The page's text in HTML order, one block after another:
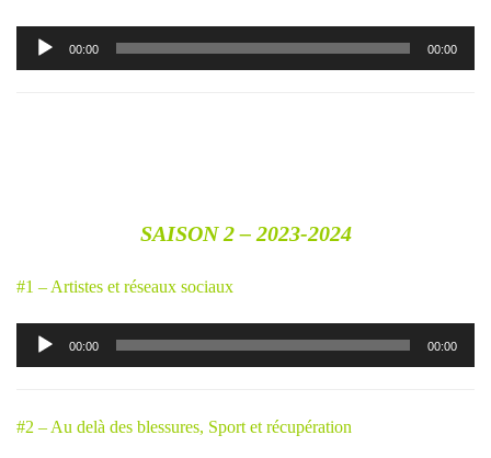
Lecteur
audio
00:00 00:00
SAISON 2 – 2023-2024
#1 – Artistes et réseaux sociaux
Lecteur
audio
00:00 00:00
#2 – Au delà des blessures, Sport et récupération